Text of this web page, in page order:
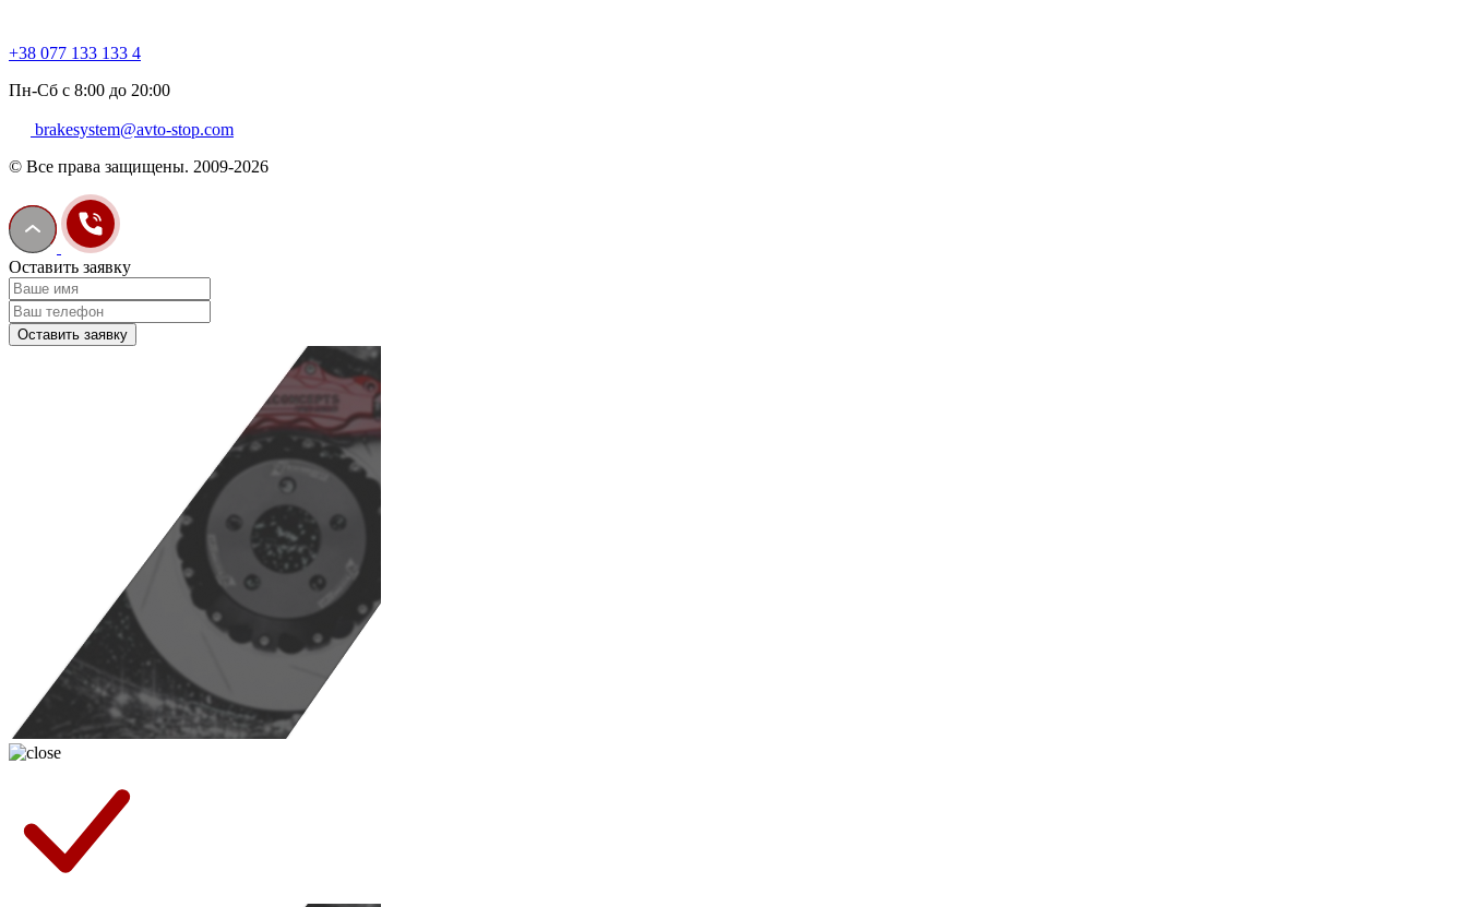
+38 077 133 133 4
Пн-Сб с 8:00 до 20:00
brakesystem@avto-stop.com
© Все права защищены. 2009-2026
Оставить заявку
Оставить заявку